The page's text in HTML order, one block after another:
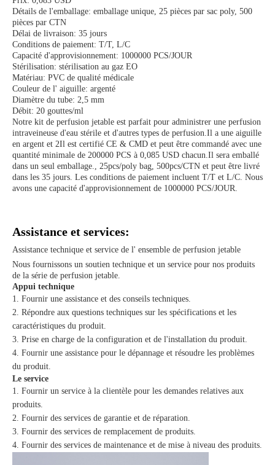
Détails de l'emballage: emballage unique, 25 pièces par sac poly, 500
pièces par CTN
Délai de livraison: 35 jours
Conditions de paiement: T/T, L/C
Capacité d'approvisionnement: 1000000 PCS/JOUR
Stérilisation: stérilisation au gaz EO
Matériau: PVC de qualité médicale
Couleur de l' aiguille: argenté
Diamètre du tube: 2,5 mm
Débit: 20 gouttes/ml
Notre kit de perfusion jetable est parfait pour administrer une perfusion
intraveineuse d'eau stérile et d'autres types de perfusion.Il a une aiguille
en argent et 2Il est certifié CE & CMD et peut être commandé avec une
quantité minimale de 200000 PCS à 0,085 USD chacun.Il sera emballé
dans un seul emballage., 25pcs/poly bag, 500pcs/CTN et peut être livré
dans les 35 jours. Les conditions de paiement incluent T/T et L/C. Nous
avons une capacité d'approvisionnement de 1000000 PCS/JOUR.
Assistance et services:
Assistance technique et service de l' ensemble de perfusion jetable
Nous fournissons un soutien technique et un service pour nos produits
de la série de perfusion jetable.
Appui technique
Fournir une assistance et des conseils techniques.
Répondre aux questions techniques sur les spécifications et les
caractéristiques du produit.
Prise en charge de la configuration et de l'installation du produit.
Fournir une assistance pour le dépannage et résoudre les problèmes
du produit.
Le service
Fournir un service à la clientèle pour les demandes relatives aux
produits.
Fournir des services de garantie et de réparation.
Fournir des services de remplacement de produits.
Fournir des services de maintenance et de mise à niveau des produits.